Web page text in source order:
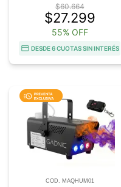
$60.664
$27.299
55% OFF
DESDE 6 CUOTAS SIN INTERÉS
COD. MAQHUM01